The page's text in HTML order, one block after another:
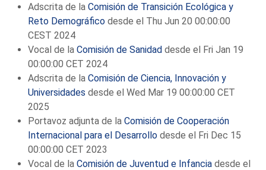
Adscrita de laComisión de Transición Ecológica y
Reto Demográfico desde el Thu Jun 20 00:00:00
CEST 2024
Vocal de laComisión de Sanidad desde el Fri Jan 19
00:00:00 CET 2024
Adscrita de laComisión de Ciencia, Innovación y
Universidades desde el Wed Mar 19 00:00:00 CET
2025
Portavoz adjunta de laComisión de Cooperación
Internacional para el Desarrollo desde el Fri Dec 15
00:00:00 CET 2023
Vocal de laComisión de Juventud e Infancia desde el